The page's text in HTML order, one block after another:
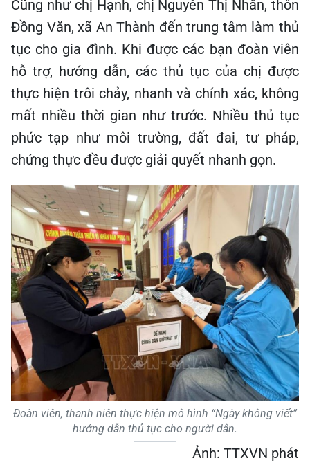
Cũng như chị Hạnh, chị Nguyễn Thị Nhân, thôn
Đồng Văn, xã An Thành đến trung tâm làm thủ
tục cho gia đình. Khi được các bạn đoàn viên
hỗ trợ, hướng dẫn, các thủ tục của chị được
thực hiện trôi chảy, nhanh và chính xác, không
mất nhiều thời gian như trước. Nhiều thủ tục
phức tạp như môi trường, đất đai, tư pháp,
chứng thực đều được giải quyết nhanh gọn.
Đoàn viên, thanh niên thực hiện mô hình “Ngày không viết”
hướng dẫn thủ tục cho người dân.
Ảnh: TTXVN phát